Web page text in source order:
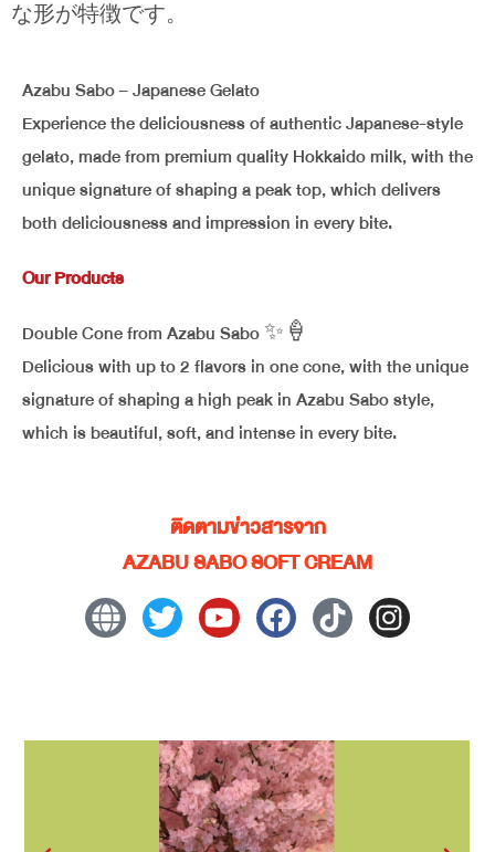
な形が特徴です。
Azabu Sabo – Japanese Gelato
Experience the deliciousness of authentic Japanese-style
gelato, made from premium quality Hokkaido milk, with the
unique signature of shaping a peak top, which delivers
both deliciousness and impression in every bite.
Our Products
Double Cone from Azabu Sabo ✨🍦
Delicious with up to 2 flavors in one cone, with the unique
signature of shaping a high peak in Azabu Sabo style,
which is beautiful, soft, and intense in every bite.
ติดตามข่าวสารจาก
AZABU SABO SOFT CREAM